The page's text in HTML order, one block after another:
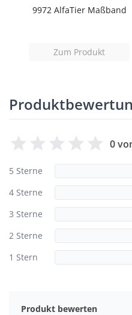
9972 AlfaTier Maßband
Zum Produkt
0
5 Sterne
4 Sterne
3 Sterne
2 Sterne
1 Stern
Produkt bewerten